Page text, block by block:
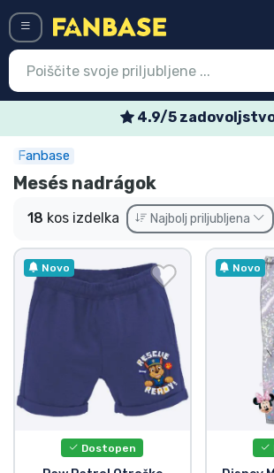
4.9/5
Fanbase
Mesés nadrágok
18 kos izdelka Najbolj priljubljena
Novo
Dostopen
Novo
Najnovejsi izdelki
Prodajni izdelki
Ekspresna dostava
Outlet izdelki
Dostava in plačilo
Tv serijske izdelki